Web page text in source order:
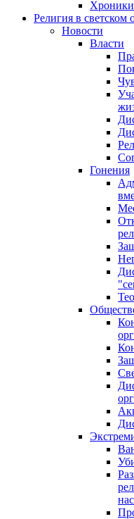
Хроники
Религия в светском
Новости
Власти
Гонения